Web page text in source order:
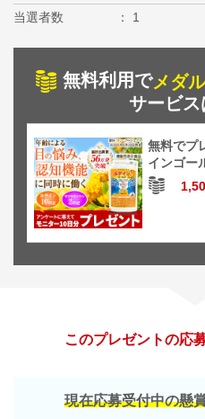
当選者数
1
無料利用でメダ
サービス
無料でプ
インゴー
このプレゼントの応
現在応募受付中の懸